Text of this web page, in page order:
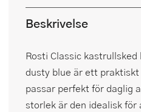
Beskrivelse
Rosti Classic
dusty blue är ett praktiskt
passar perfekt för daglig
storlek är den idealisk för